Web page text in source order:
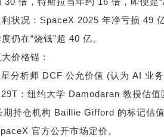
状况： SpaceX 2025 年净亏损 49
仍在“烧钱”超 40 亿。
价格锚：
星分析师 DCF 公允价值 (认为 AI 业
：纽约大学 Damodaran 教授估
期持仓机构 Baillie Gifford 的标记估
官方公开市场定价。